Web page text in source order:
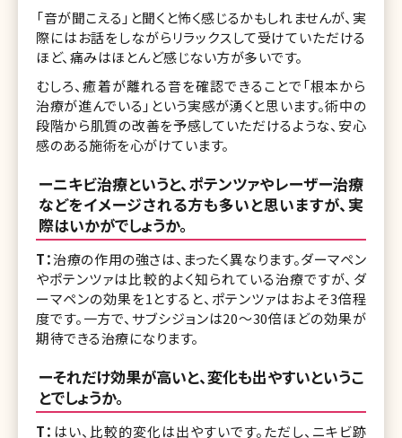
「音が聞こえる」と聞くと怖く感じるかもしれませんが、実
際にはお話をしながらリラックスして受けていただける
ほど、痛みはほとんど感じない方が多いです。
むしろ、癒着が離れる音を確認できることで「根本から
治療が進んでいる」という実感が湧くと思います。術中の
段階から肌質の改善を予感していただけるような、安心
感のある施術を心がけています。
ーニキビ治療というと、ポテンツァやレーザー治療
などをイメージされる方も多いと思いますが、実
際はいかがでしょうか。
T：治療の作用の強さは、まったく異なります。ダーマペン
やポテンツァは比較的よく知られている治療ですが、ダ
ーマペンの効果を1とすると、ポテンツァはおよそ3倍程
度です。一方で、サブシジョンは20〜30倍ほどの効果が
期待できる治療になります。
ーそれだけ効果が高いと、変化も出やすいというこ
とでしょうか。
T： はい、比較的変化は出やすいです。ただし、ニキビ跡